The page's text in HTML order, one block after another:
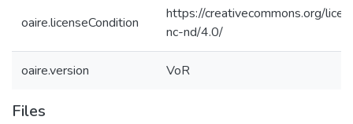
oaire.licenseCondition
https://creativecommons.org/
nc-nd/4.0/
oaire.version VoR
Files